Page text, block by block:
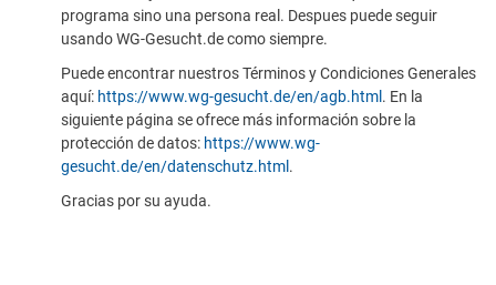
programa sino una persona real. Despues puede seguir
usando WG-Gesucht.de como siempre.
Puede encontrar nuestros Términos y Condiciones Generales
aquí: https://www.wg-gesucht.de/en/agb.html . En la
siguiente página se ofrece más información sobre la
protección de datos: https://www.wg-
gesucht.de/en/datenschutz.html .
Gracias por su ayuda.